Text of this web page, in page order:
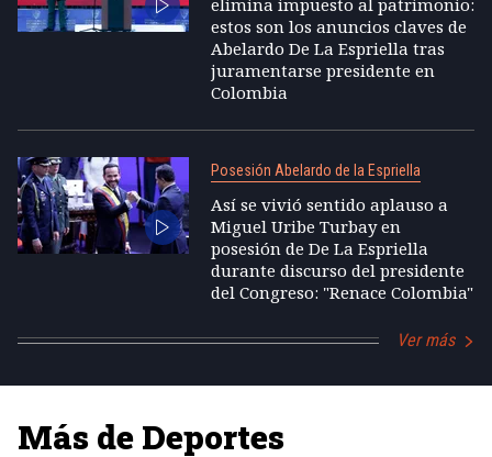
elimina impuesto al patrimonio:
estos son los anuncios claves de
Abelardo De La Espriella tras
juramentarse presidente en
Colombia
Posesión Abelardo de la Espriella
Así se vivió sentido aplauso a
Miguel Uribe Turbay en
posesión de De La Espriella
durante discurso del presidente
del Congreso: "Renace Colombia"
Ver más
Más de Deportes